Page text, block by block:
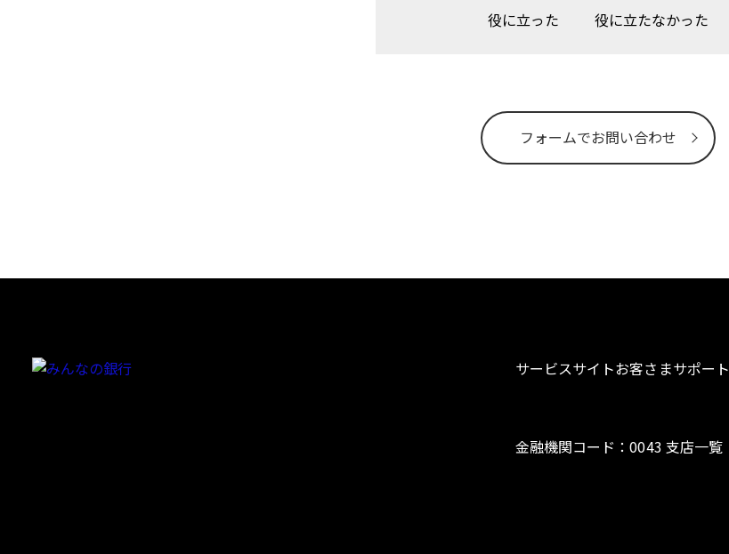
役に立った 役に立たなかった
フォームでお問い合わせ
サービスサイトお客さまサポート
金融機関コード：0043 支店一覧